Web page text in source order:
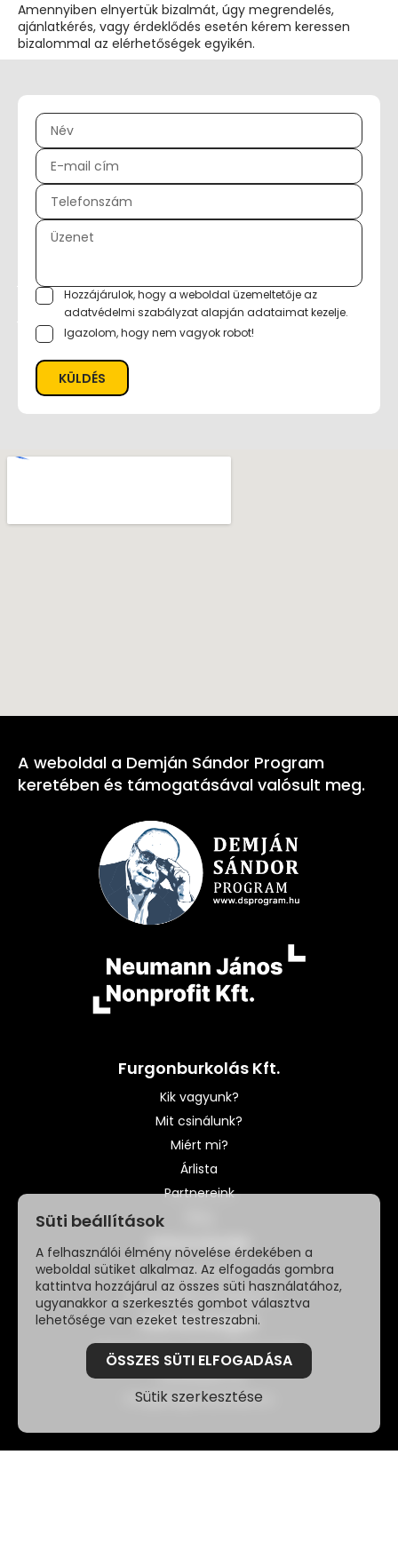
Amennyiben elnyertük bizalmát, úgy megrendelés,
ajánlatkérés, vagy érdeklődés esetén kérem keressen
bizalommal az elérhetőségek egyikén.
Hozzájárulok, hogy a weboldal üzemeltetője az
adatvédelmi szabályzatalapján adataimat kezelje.
Igazolom, hogy nem vagyok robot!
KÜLDÉS
A weboldal a Demján Sándor Program
keretében és támogatásával valósult meg.
Furgonburkolás Kft.
Kik vagyunk?
Mit csinálunk?
Miért mi?
Árlista
Partnereink
Információk
Impresszum
Adatvédelmi szabályzat
Elérhetőségek
2040 Budaörs, Károly király út 145.
+36208289735
info@furgonburkolas.hu
Süti beállítások
A felhasználói élmény növelése érdekében a
weboldal sütiket alkalmaz. Az elfogadás gombra
kattintva hozzájárul az összes süti használatához,
ugyanakkor a szerkesztés gombot választva
lehetősége van ezeket testreszabni.
ÖSSZES SÜTI ELFOGADÁSA
Sütik szerkesztése